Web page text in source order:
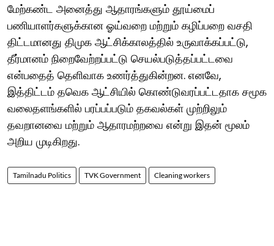
மேற்கண்ட அனைத்து ஆதாரங்களும் தூய்மைப்
பணியாளர்களுக்கான ஓய்வறை மற்றும் கழிப்பறை வசதி
திட்டமானது திமுக ஆட்சிக்காலத்தில் உருவாக்கப்பட்டு,
தீர்மானம் நிறைவேற்றப்பட்டு செயல்படுத்தப்பட்டவை
என்பதைத் தெளிவாக உணர்த்துகின்றன. எனவே,
இத்திட்டம் தவெக ஆட்சியில் கொண்டுவரப்பட்டதாக சமூக
வலைதளங்களில் பரப்பப்படும் தகவல்கள் முற்றிலும்
தவறானவை மற்றும் ஆதாரமற்றவை என்று இதன் மூலம்
அறிய முடிகிறது.
Tamilnadu Politics TVK Government Cleaning workers